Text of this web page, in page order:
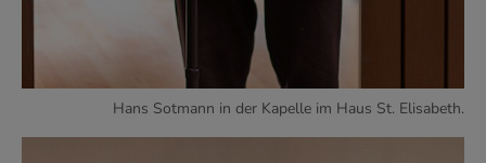
Hans Sotmann in der Kapelle im Haus St. Elisabeth.